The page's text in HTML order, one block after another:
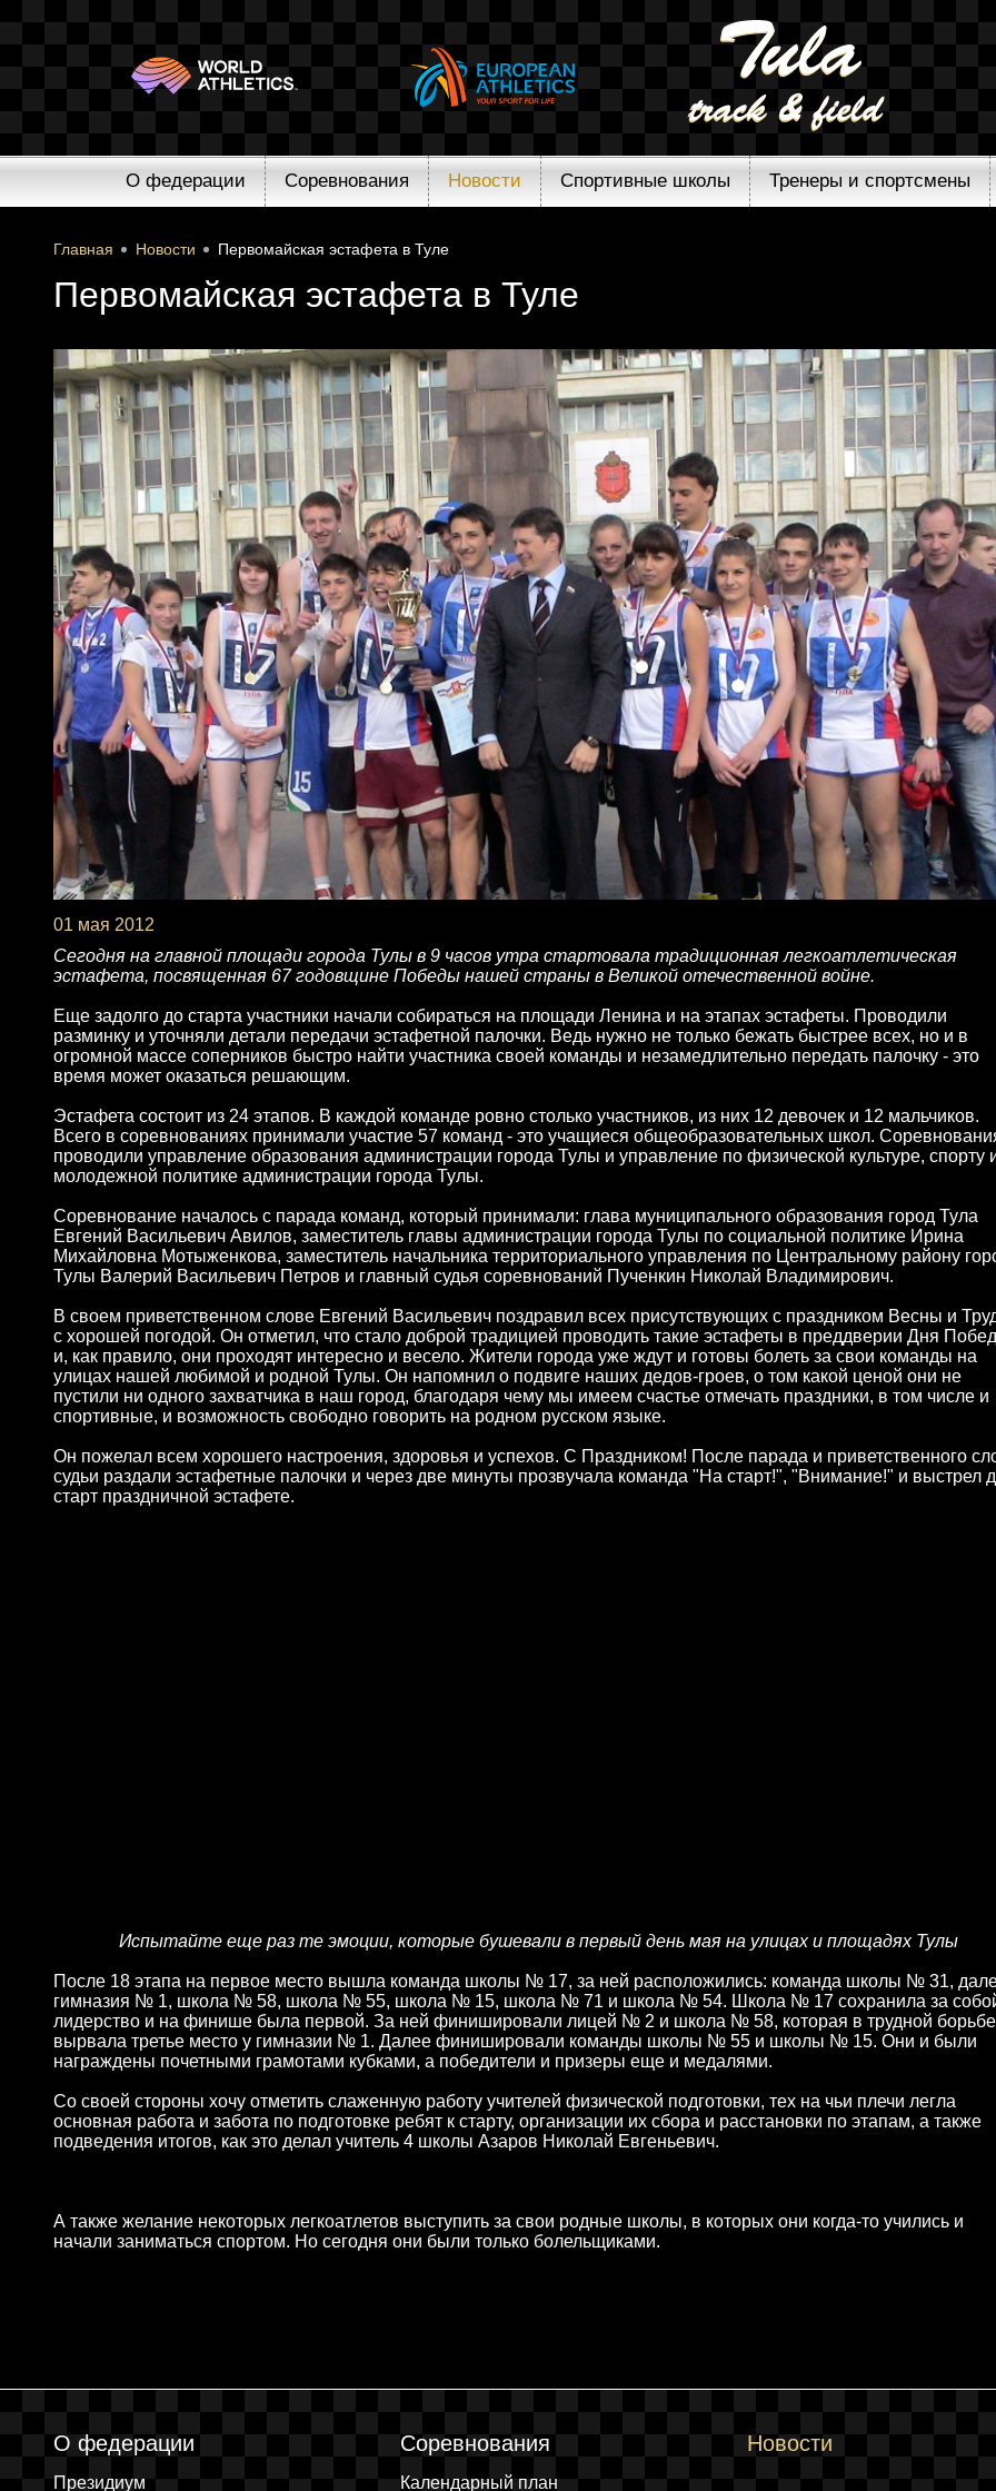
О федерации Соревнования Новости Спортивные школы Тренеры и спортсмены
Главная Новости Первомайская эстафета в Туле
Первомайская эстафета в Туле
01 мая 2012
Сегодня на главной площади города Тулы в 9 часов утра стартовала традиционная легкоатлетическая
эстафета, посвященная 67 годовщине Победы нашей страны в Великой отечественной войне.
Еще задолго до старта участники начали собираться на площади Ленина и на этапах эстафеты. Проводили
разминку и уточняли детали передачи эстафетной палочки. Ведь нужно не только бежать быстрее всех, но и в
огромной массе соперников быстро найти участника своей команды и незамедлительно передать палочку - это
время может оказаться решающим.
Эстафета состоит из 24 этапов. В каждой команде ровно столько участников, из них 12 девочек и 12 мальчиков.
Всего в соревнованиях принимали участие 57 команд - это учащиеся общеобразовательных школ.
проводили управление образования администрации города Тулы и управление по физической культуре, спорту
молодежной политике администрации города Тулы.
Соревнование началось с парада команд, который принимали: глава муниципального образования город Тула
Евгений Васильевич Авилов, заместитель главы администрации города Тулы по социальной политике Ирина
Михайловна Мотыженкова, заместитель начальника территориального управления по Центральному району
Тулы Валерий Васильевич Петров и главный судья соревнований Пученкин Николай Владимирович.
В своем приветственном слове Евгений Васильевич поздравил всех присутствующих с праздником Весны и
с хорошей погодой. Он отметил, что стало доброй традицией проводить такие эстафеты в преддверии Дня
и, как правило, они проходят интересно и весело. Жители города уже ждут и готовы болеть за свои команды на
улицах нашей любимой и родной Тулы. Он напомнил о подвиге наших дедов-гроев, о том какой ценой они не
пустили ни одного захватчика в наш город, благодаря чему мы имеем счастье отмечать праздники, в том числе и
спортивные, и возможность свободно говорить на родном русском языке.
Он пожелал всем хорошего настроения, здоровья и успехов. С Праздником! После парада и приветственного
судьи раздали эстафетные палочки и через две минуты прозвучала команда "На старт!", "Внимание!" и выстрел
старт праздничной эстафете.
Испытайте еще раз те эмоции, которые бушевали в первый день мая на улицах и площадях Тулы
После 18 этапа на первое место вышла команда школы № 17, за ней расположились: команда школы № 31,
гимназия № 1, школа № 58, школа № 55, школа № 15, школа № 71 и школа № 54. Школа № 17 сохранила за
лидерство и на финише была первой. За ней финишировали лицей № 2 и школа № 58, которая в трудной борьбе
вырвала третье место у гимназии № 1. Далее финишировали команды школы № 55 и школы № 15. Они и были
награждены почетными грамотами кубками, а победители и призеры еще и медалями.
Со своей стороны хочу отметить слаженную работу учителей физической подготовки, тех на чьи плечи легла
основная работа и забота по подготовке ребят к старту, организации их сбора и расстановки по этапам, а также
подведения итогов, как это делал учитель 4 школы Азаров Николай Евгеньевич.
А также желание некоторых легкоатлетов выступить за свои родные школы, в которых они когда-то учились и
начали заниматься спортом. Но сегодня они были только болельщиками.
О федерации
Президиум
Соревнования
Календарный план
Новости